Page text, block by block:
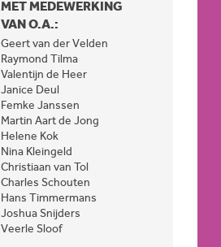
MET MEDEWERKING
VAN O.A.:
Geert van der Velden
Raymond Tilma
Valentijn de Heer
Janice Deul
Femke Janssen
Martin Aart de Jong
Helene Kok
Nina Kleingeld
Christiaan van Tol
Charles Schouten
Hans Timmermans
Joshua Snijders
Veerle Sloof